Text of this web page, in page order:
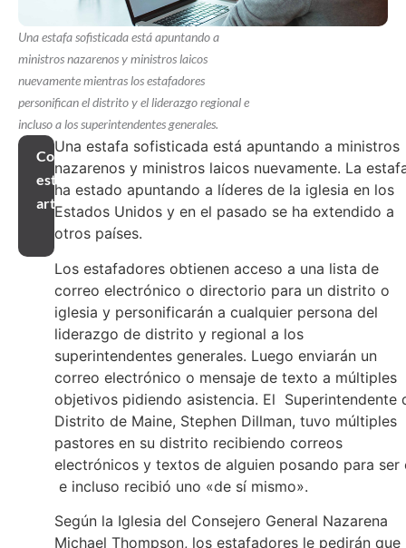
Una estafa sofisticada está apuntando a
ministros nazarenos y ministros laicos
nuevamente mientras los estafadores
personifican el distrito y el liderazgo regional e
incluso a los superintendentes generales.
Compartir
este
artículo
Una estafa sofisticada está apuntando a ministros
nazarenos y ministros laicos nuevamente. La
ha estado apuntando a líderes de la iglesia en los
Estados Unidos y en el pasado se ha extendido a
otros países.
Los estafadores obtienen acceso a una lista de
correo electrónico o directorio para un distrito o
iglesia y personificarán a cualquier persona del
liderazgo de distrito y regional a los
superintendentes generales. Luego enviarán un
correo electrónico o mensaje de texto a múltiples
objetivos pidiendo asistencia. El Superintendente
Distrito de Maine, Stephen Dillman, tuvo múltiples
pastores en su distrito recibiendo correos
electrónicos y textos de alguien posando para ser
e incluso recibió uno «de sí mismo».
Según la Iglesia del Consejero General Nazarena
Michael Thompson, los estafadores le pedirán que